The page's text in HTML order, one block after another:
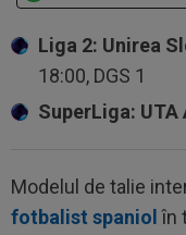
Liga 2: Unirea
18:00, DGS 1
SuperLiga: UTA
Modelul de talie
fotbalist spaniol în